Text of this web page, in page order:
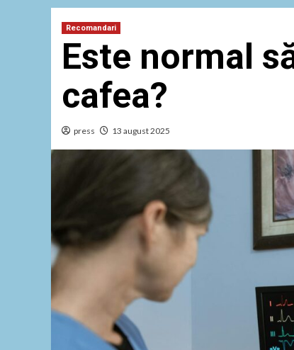
Recomandari
Este normal
cafea?
press 13 august 2025